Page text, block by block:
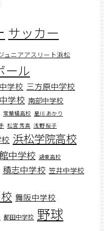
サッカー
ュニアアスリート浜松
ール
学校 三方原中学校
学校 南部中学校
常葉橘高校 星川 あかり
松宮 秀真 浅野 桜子
浜松学院高校
中学校 湖東高校
積志中学校 笠井中学校
舞阪中学校
都田中学校 野球